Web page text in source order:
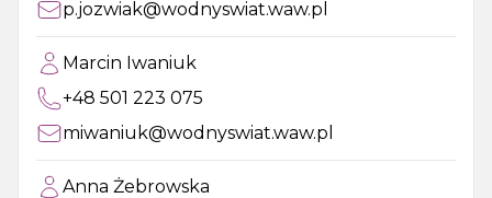
p.jozwiak@wodnyswiat.waw.pl
Marcin Iwaniuk
+48 501 223 075
miwaniuk@wodnyswiat.waw.pl
Anna Żebrowska